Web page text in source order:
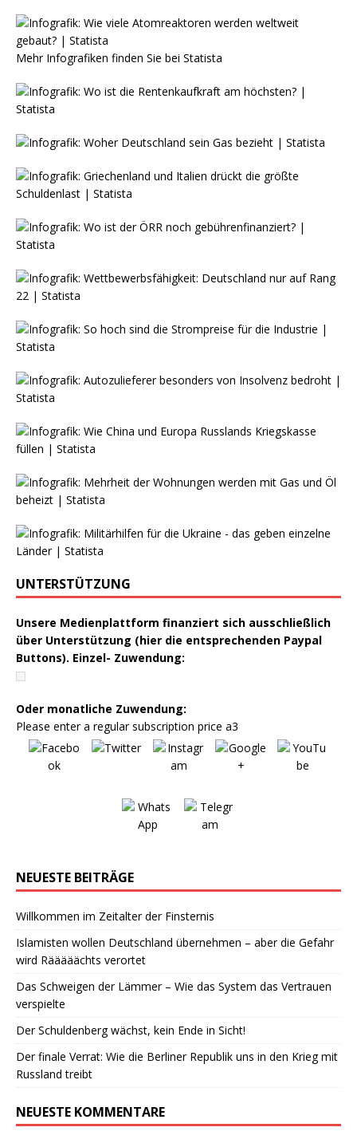
Mehr Infografiken finden Sie bei Statista
UNTERSTÜTZUNG
Unsere Medienplattform finanziert sich ausschließlich
über Unterstützung (hier die entsprechenden Paypal
Buttons). Einzel- Zuwendung:
Oder monatliche Zuwendung:
Please enter a regular subscription price a3
NEUESTE BEITRÄGE
Willkommen im Zeitalter der Finsternis
Islamisten wollen Deutschland übernehmen – aber die Gefahr
wird Rääääächts verortet
Das Schweigen der Lämmer – Wie das System das Vertrauen
verspielte
Der Schuldenberg wächst, kein Ende in Sicht!
Der finale Verrat: Wie die Berliner Republik uns in den Krieg mit
Russland treibt
NEUESTE KOMMENTARE